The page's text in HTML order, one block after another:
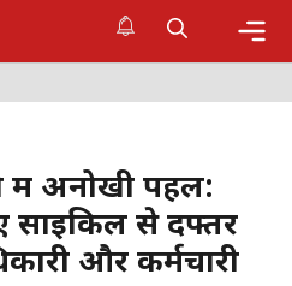
में अनोखी पहल:
साइकिल से दफ्तर
और कर्मचारी